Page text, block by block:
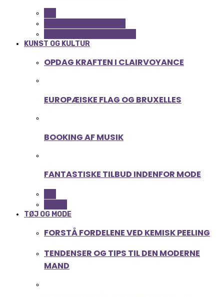
KUNST OG KULTUR
OPDAG KRAFTEN I CLAIRVOYANCE
EUROPÆISKE FLAG OG BRUXELLES
BOOKING AF MUSIK
FANTASTISKE TILBUD INDENFOR MODE
TØJ OG MODE
FORSTÅ FORDELENE VED KEMISK PEELING
TENDENSER OG TIPS TIL DEN MODERNE
MAND